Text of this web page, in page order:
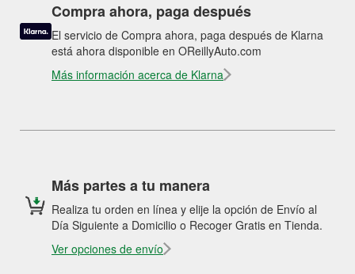
Compra ahora, paga después
El servicio de Compra ahora, paga después de Klarna
está ahora disponible en OReillyAuto.com
Más información acerca de Klarna
Más partes a tu manera
Realiza tu orden en línea y elije la opción de Envío al
Día Siguiente a Domicilio o Recoger Gratis en Tienda.
Ver opciones de envío